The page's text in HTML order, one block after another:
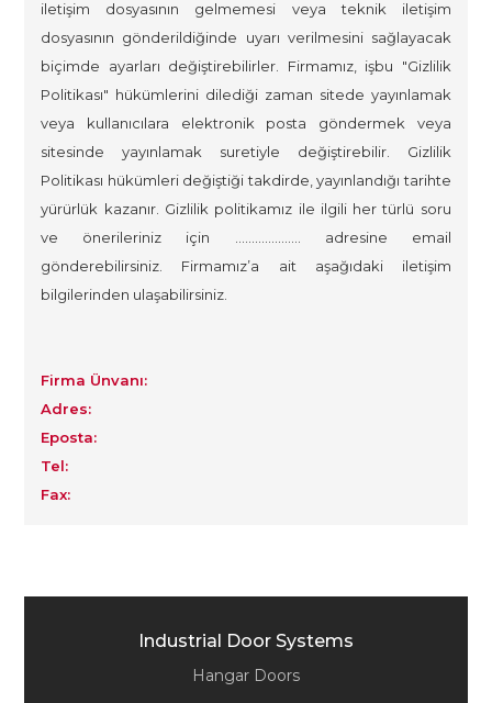
iletişim dosyasının gelmemesi veya teknik iletişim
dosyasının gönderildiğinde uyarı verilmesini sağlayacak
biçimde ayarları değiştirebilirler. Firmamız, işbu "Gizlilik
Politikası" hükümlerini dilediği zaman sitede yayınlamak
veya kullanıcılara elektronik posta göndermek veya
sitesinde yayınlamak suretiyle değiştirebilir. Gizlilik
Politikası hükümleri değiştiği takdirde, yayınlandığı tarihte
yürürlük kazanır. Gizlilik politikamız ile ilgili her türlü soru
ve önerileriniz için ……………….. adresine email
gönderebilirsiniz. Firmamız’a ait aşağıdaki iletişim
bilgilerinden ulaşabilirsiniz.
Firma Ünvanı:
Adres:
Eposta:
Tel:
Fax:
Industrial Door Systems
Hangar Doors